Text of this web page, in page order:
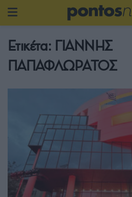
Ετικέτα: ΓΙΑΝΝΗΣ
ΠΑΠΑΦΛΩΡΑΤΟΣ